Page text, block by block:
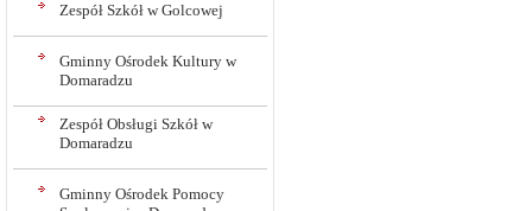
Zespół Szkół w Golcowej
Gminny Ośrodek Kultury w
Domaradzu
Zespół Obsługi Szkół w
Domaradzu
Gminny Ośrodek Pomocy